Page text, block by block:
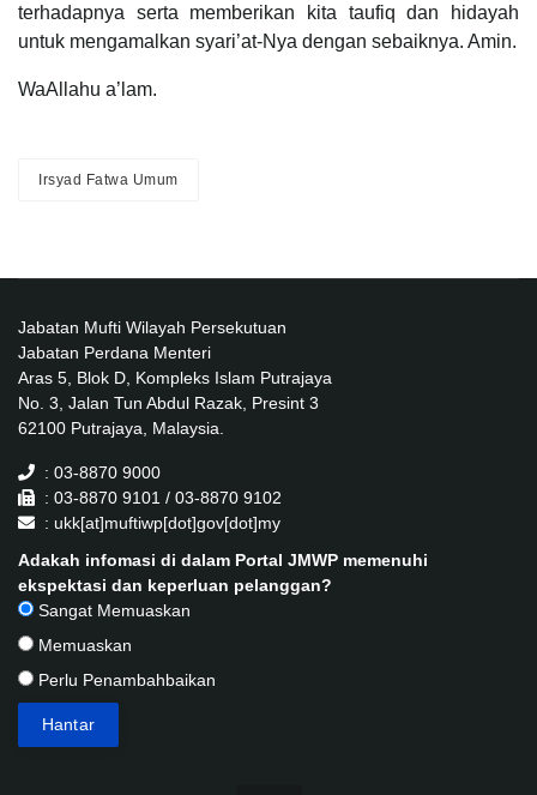
terhadapnya serta memberikan kita taufiq dan hidayah
untuk mengamalkan syari’at-Nya dengan sebaiknya. Amin.
WaAllahu a’lam.
Irsyad Fatwa Umum
Jabatan Mufti Wilayah Persekutuan
Jabatan Perdana Menteri
Aras 5, Blok D, Kompleks Islam Putrajaya
No. 3, Jalan Tun Abdul Razak, Presint 3
62100 Putrajaya, Malaysia.
: 03-8870 9000
: 03-8870 9101 / 03-8870 9102
: ukk[at]muftiwp[dot]gov[dot]my
Adakah infomasi di dalam Portal JMWP memenuhi
ekspektasi dan keperluan pelanggan?
Sangat Memuaskan
Memuaskan
Perlu Penambahbaikan